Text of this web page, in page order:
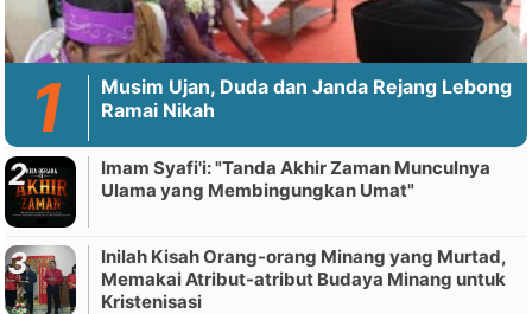
Musim Ujan, Duda dan Janda Rejang Lebong
Ramai Nikah
Imam Syafi'i: "Tanda Akhir Zaman Munculnya
Ulama yang Membingungkan Umat"
Inilah Kisah Orang-orang Minang yang Murtad,
Memakai Atribut-atribut Budaya Minang untuk
Kristenisasi